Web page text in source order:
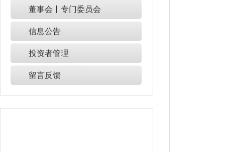
董事会丨专门委员会
信息公告
投资者管理
留言反馈